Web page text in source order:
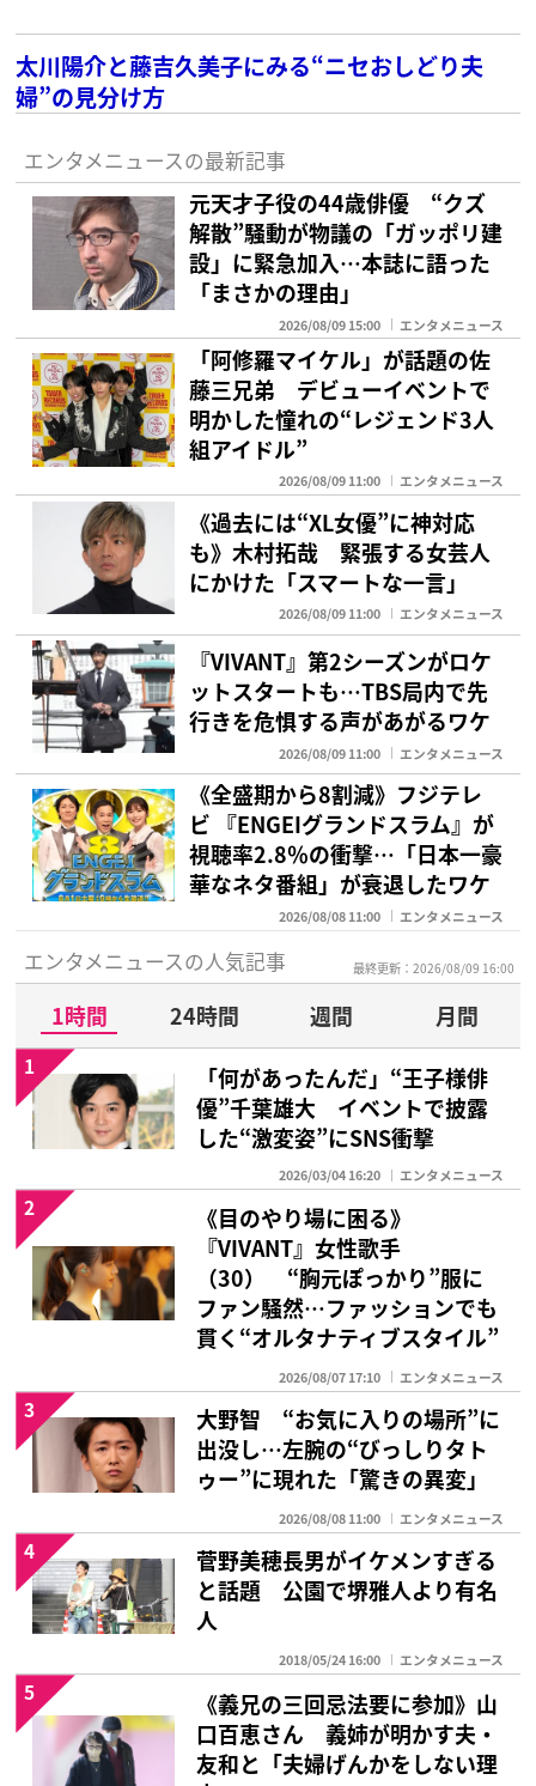
太川陽介と藤吉久美子にみる“ニセおしどり夫
婦”の見分け方
エンタメニュースの最新記事
元天才子役の44歳俳優 “クズ
解散”騒動が物議の「ガッポリ建
設」に緊急加入…本誌に語った
「まさかの理由」
2026/08/09 15:00 エンタメニュース
「阿修羅マイケル」が話題の佐
藤三兄弟 デビューイベントで
明かした憧れの“レジェンド3人
組アイドル”
2026/08/09 11:00 エンタメニュース
《過去には“XL女優”に神対応
も》木村拓哉 緊張する女芸人
にかけた「スマートな一言」
2026/08/09 11:00 エンタメニュース
『VIVANT』第2シーズンがロケ
ットスタートも…TBS局内で先
行きを危惧する声があがるワケ
2026/08/09 11:00 エンタメニュース
《全盛期から8割減》フジテレ
ビ 『ENGEIグランドスラム』が
視聴率2.8％の衝撃…「日本一豪
華なネタ番組」が衰退したワケ
2026/08/08 11:00 エンタメニュース
エンタメニュースの人気記事 最終更新：2026/08/09 16:00
1時間 24時間 週間
月間
「何があったんだ」“王子様俳
優”千葉雄大 イベントで披露
した“激変姿”にSNS衝撃
2026/03/04 16:20 エンタメニュース
1
《目のやり場に困る》
『VIVANT』女性歌手
（30） “胸元ぽっかり”服に
ファン騒然…ファッションでも
貫く“オルタナティブスタイル”
2026/08/07 17:10 エンタメニュース
2
大野智 “お気に入りの場所”に
出没し…左腕の“びっしりタト
ゥー”に現れた「驚きの異変」
2026/08/08 11:00 エンタメニュース
3
菅野美穂長男がイケメンすぎる
と話題 公園で堺雅人より有名
人
2018/05/24 16:00 エンタメニュース
4
《義兄の三回忌法要に参加》山
口百恵さん 義姉が明かす夫・
友和と「夫婦げんかをしない理
5